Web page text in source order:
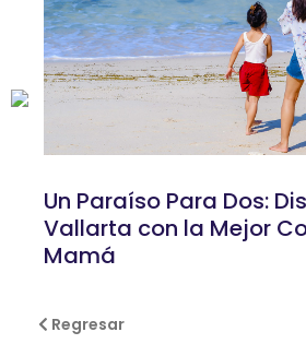
Un Paraíso Para Dos:
Vallarta con la Mejor
Mamá
Regresar